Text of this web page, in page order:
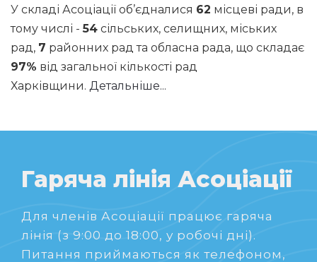
У складі Асоціації об’єдналися 62 місцеві ради, в
тому числі -54 сільських, селищних, міських
рад, 7 районних рад та обласна рада, що складає
97% від загальної кількості рад
Харківщини. Детальніше...
Гаряча лінія Асоціації
Для членів Асоціації працює гаряча
лінія (з 9:00 до 18:00, у робочі дні).
Питання приймаються як телефоном,